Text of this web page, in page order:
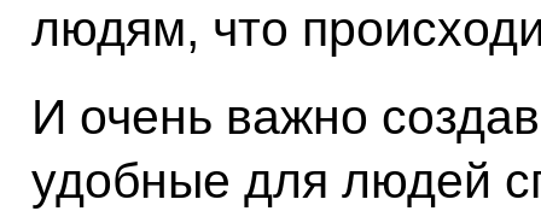
людям, что
И очень важно
удобные для людей